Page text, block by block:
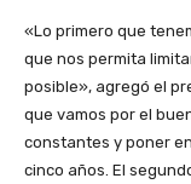
«Lo primero que
que nos permita
posible», agregó el
que vamos por el
constantes y poner
cinco años. El